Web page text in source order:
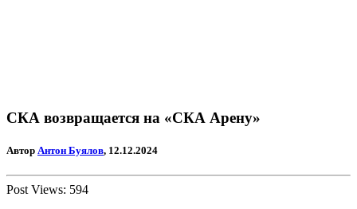
СКА возвращается на «СКА Арену»
Автор Антон Буялов, 12.12.2024
Post Views: 594